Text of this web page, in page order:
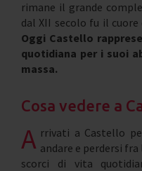
rimane il grande
dal XII secolo fu il
Oggi Castello
quotidiana per i suoi
massa.
Cosa vedere a
A rrivati a Castello
andare e perdersi
scorci di vita